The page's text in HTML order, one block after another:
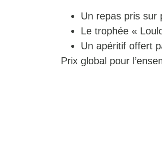
Un repas pris sur
Le trophée «
Un apéritif offert
Prix global pour